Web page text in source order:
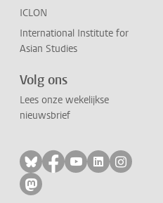
ICLON
International Institute for
Asian Studies
Volg ons
Lees onze wekelijkse
nieuwsbrief
Volg ons op bluesky
Volg ons op
Volg ons op
Volg ons
Volg
Volg ons op mastodon